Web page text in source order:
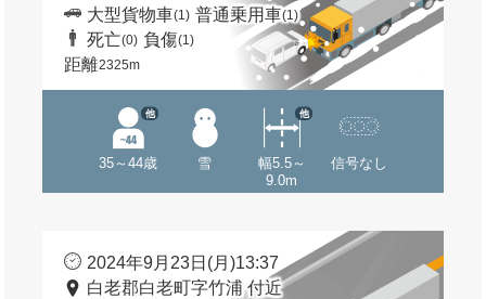
大型貨物車(1) 普通乗用車(1)
死亡(0) 負傷(1)
距離2325m
35～44歳
他
雪
幅5.5～
9.0m
他
信号なし
2024年9月23日(月)13:37
白老郡白老町字竹浦 付近